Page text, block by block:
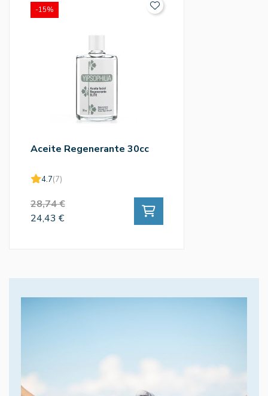
Aceite Regenerante 30cc
4.7(7)
28,74 €
24,43 €
-15%